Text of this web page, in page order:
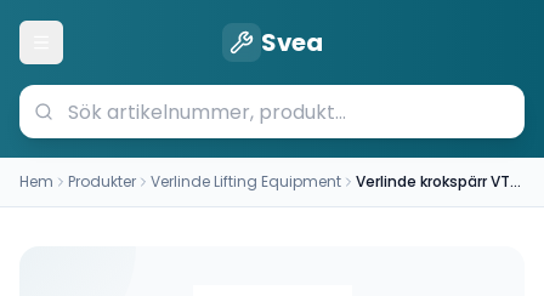
Öppna meny Svea
Hem Produkter Verlinde Lifting Equipment Verlinde krokspärr VT0007597